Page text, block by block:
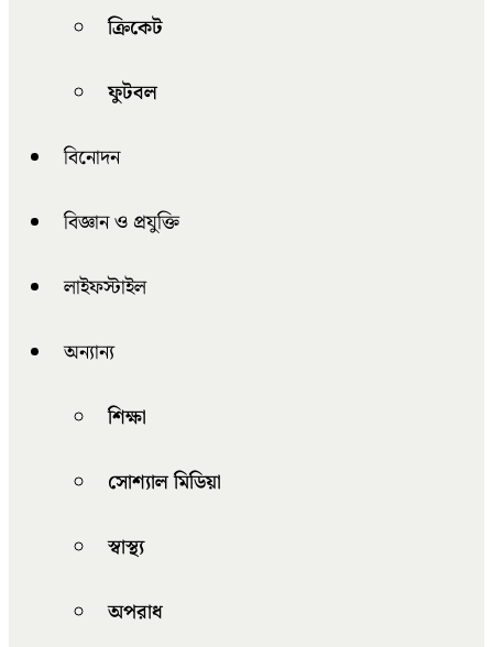
ক্রিকেট
ফুটবল
বিনোদন
বিজ্ঞান ও প্রযুক্তি
লাইফস্টাইল
অন্যান্য
শিক্ষা
সোশ্যাল মিডিয়া
স্বাস্থ্য
অপরাধ